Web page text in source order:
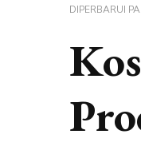
DIPERBARUI